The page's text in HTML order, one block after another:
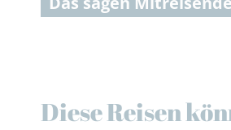
Diese Reisen